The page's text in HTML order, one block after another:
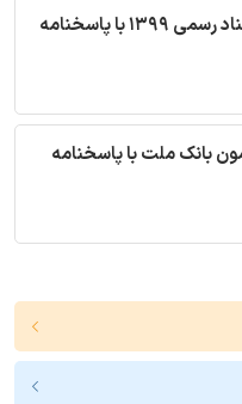
سوالات آزمون دفتریاری اسناد رسمی 1399 با پاسخنامه
بانک ملت با پاسخنامه